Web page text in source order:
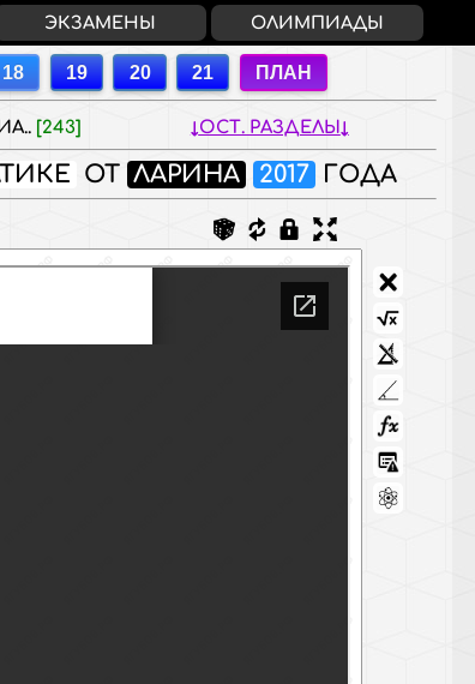
[243] ОСТ. РАЗДЕЛЫ
ОТ ЛАРИНА 2017 ГОДА
ЭКЗАМЕНЫ ОЛИМПИАДЫ